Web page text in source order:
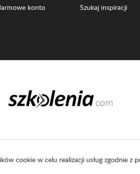
konto
Szukaj inspiracji
cookie w celu realizacji usług zgodnie